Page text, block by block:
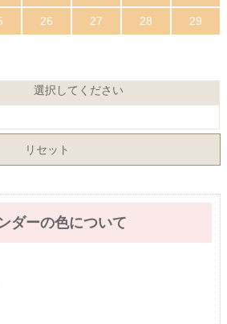
26 27 28 29
選択してください
リセット
ダーの色について